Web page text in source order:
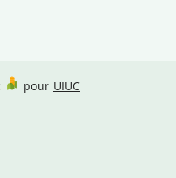
pour UIUC